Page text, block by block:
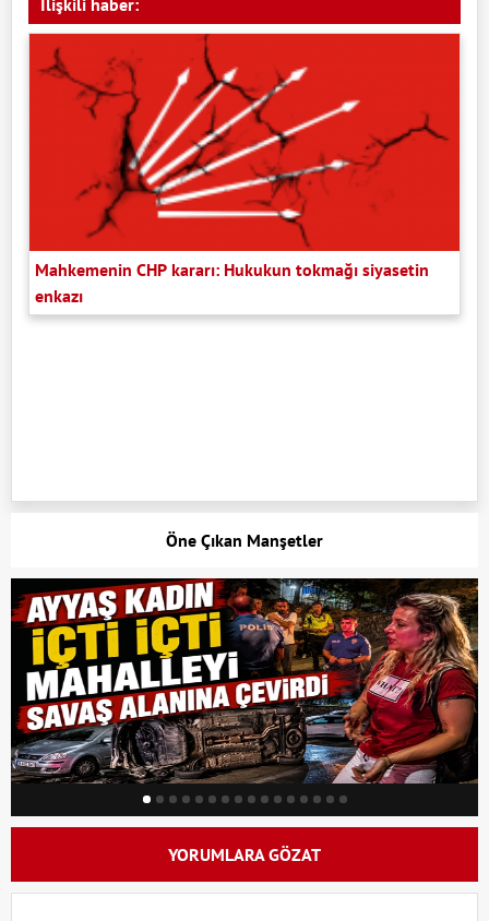
Mahkemenin CHP kararı: Hukukun tokmağı siyasetin
enkazı
Öne Çıkan Manşetler
YORUMLARA GÖZAT